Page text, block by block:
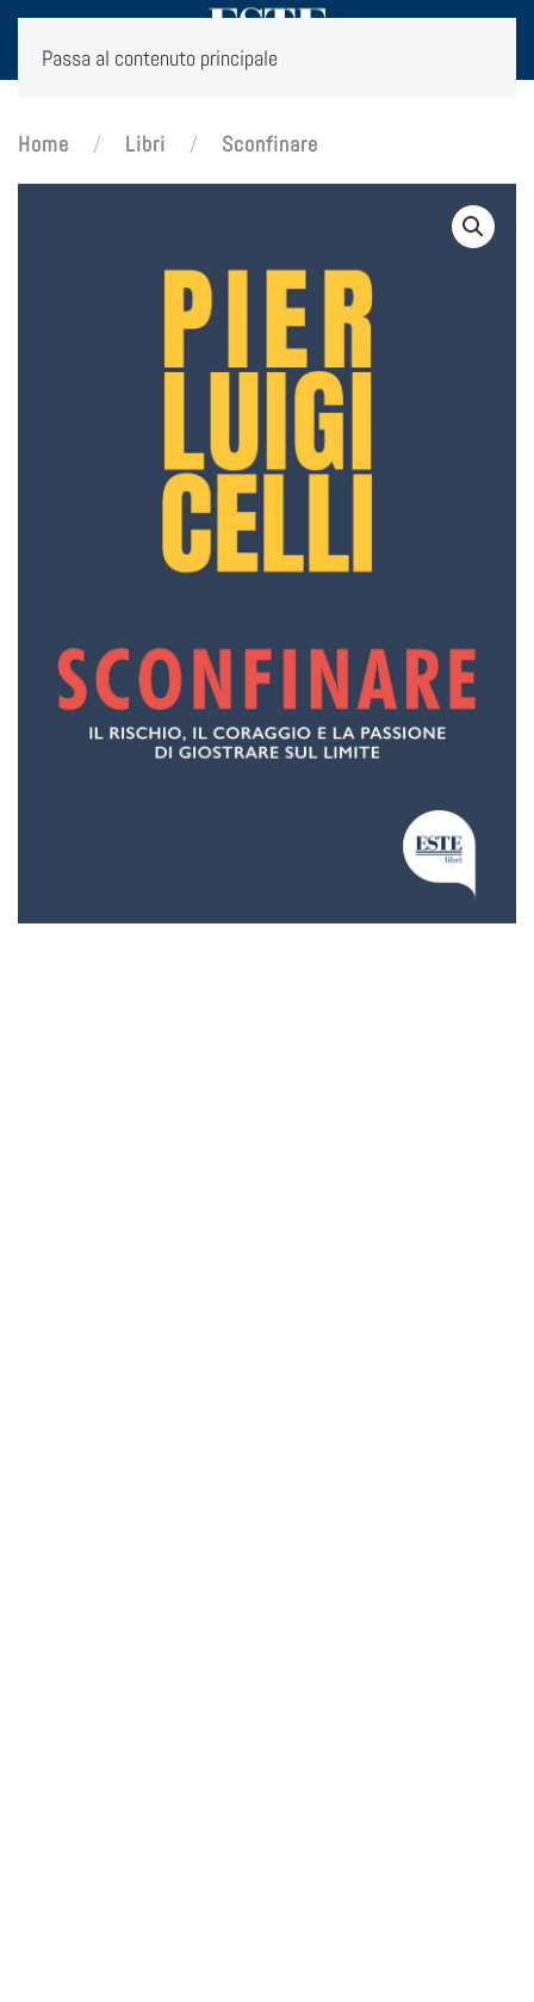
Passa al contenuto principale
Home Libri Sconfinare